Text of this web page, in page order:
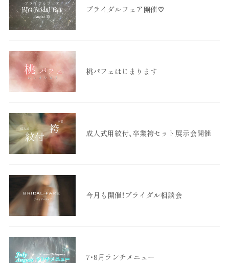
ブライダルフェア開催♡
桃パフェはじまります
成人式用紋付、卒業袴セット展示会開催
今月も開催！ブライダル相談会
7・8月ランチメニュー